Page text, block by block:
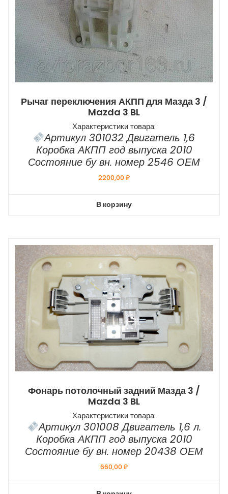
Рычаг переключения АКПП для Мазда 3 /
Mazda 3 BL
Характеристики товара:
Артикул 301032 Двигатель 1,6
Коробка АКПП год выпуска 2010
Состояние бу вн. номер 2546 ОЕМ
2200,00₽
В корзину
Фонарь потолочный задний Мазда 3 /
Mazda 3 BL
Характеристики товара:
Артикул 301008 Двигатель 1,6 л.
Коробка АКПП год выпуска 2010
Состояние бу вн. номер 20438 ОЕМ
660,00₽